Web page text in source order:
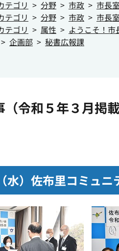
テゴリ 分野 市政
市長室
テゴリ 分野 市政 市長室
テゴリ 属性
ようこそ！市
企画部 秘書広報課
令和５年３月掲載
水）佐布里コミュ